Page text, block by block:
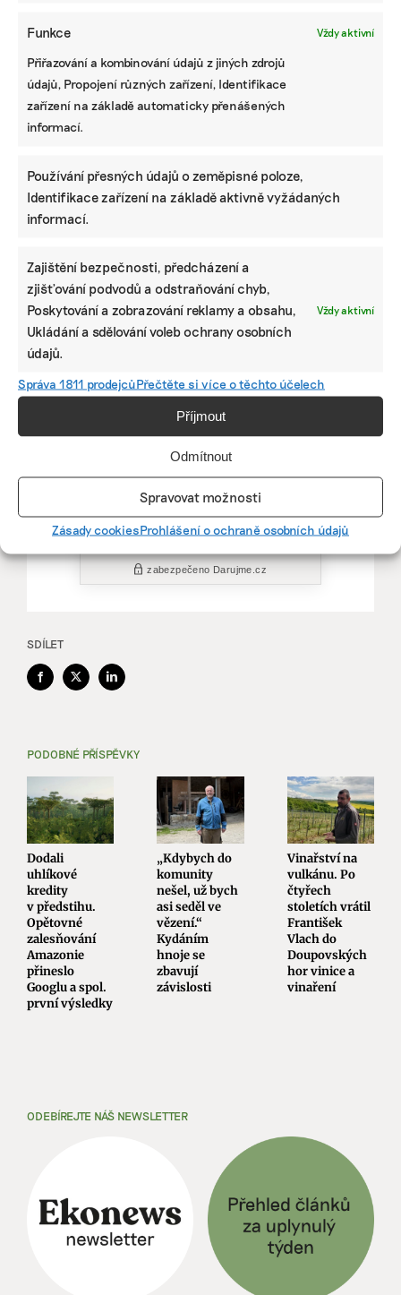
Funkce Vždy aktivní
Přiřazování a kombinování údajů z jiných zdrojů
údajů, Propojení různých zařízení, Identifikace
zařízení na základě automaticky přenášených
informací.
Používání přesných údajů o zeměpisné poloze,
Identifikace zařízení na základě aktivně vyžádaných
informací.
Zajištění bezpečnosti, předcházení a
zjišťování podvodů a odstraňování chyb,
Poskytování a zobrazování reklamy a obsahu,
Ukládání a sdělování voleb ochrany osobních
údajů.
Vždy aktivní
Správa 1811 prodejcůPřečtěte si více o těchto účelech
Příjmout
Odmítnout
Spravovat možnosti
Zásady cookiesProhlášení o ochraně osobních údajů
Pomozte udržet důležité
informace dostupné všem.
Díky vaší podpoře se můžeme pustit do témat,
která by jinak nevznikla.
SDÍLET
Facebook
X LinkedIn
PODOBNÉ PŘÍSPĚVKY
Dodali
uhlíkové
kredity
v předstihu.
Opětovné
zalesňování
Amazonie
přineslo
Googlu a spol.
první výsledky
„Kdybych do
komunity
nešel, už bych
asi seděl ve
vězení.“
Kydáním
hnoje se
zbavují
závislosti
Vinařství na
vulkánu. Po
čtyřech
stoletích vrátil
František
Vlach do
Doupovských
hor vinice a
vinaření
ODEBÍREJTE NÁŠ NEWSLETTER